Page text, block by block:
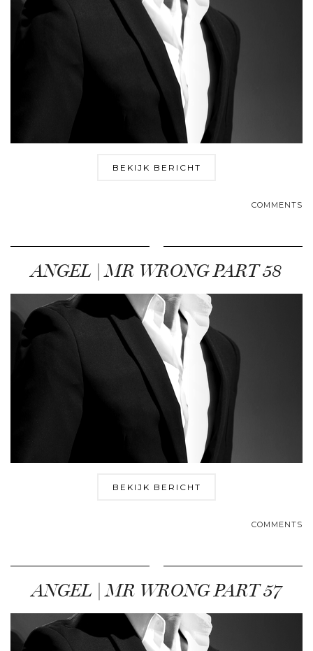
BEKIJK BERICHT
COMMENTS
ANGEL | MR WRONG PART 58
BEKIJK BERICHT
COMMENTS
ANGEL | MR WRONG PART 57